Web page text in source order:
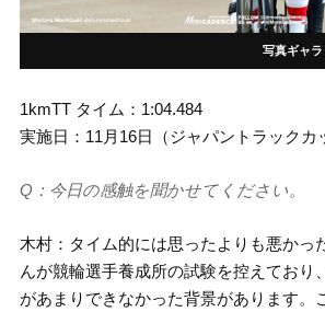
写真ギャ
1kmTT タイム：1:04.484
実施日：11月16日（ジャパントラックカ
Q：今日の感触を聞かせてください。
木村：タイム的には思ったよりも悪かっ
んが競輪選手養成所の試験を控えており
があまりできなかった背景があります。